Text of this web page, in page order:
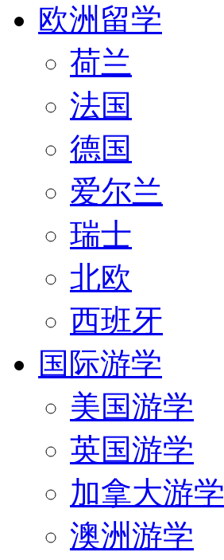
欧洲留学
荷兰
法国
德国
爱尔兰
瑞士
北欧
西班牙
国际游学
美国游学
英国游学
加拿大游学
澳洲游学